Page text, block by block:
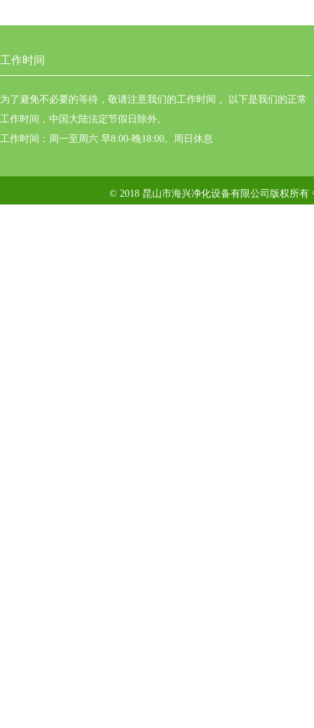
工作时间
为了避免不必要的等待，敬请注意我们的工作时间 。以下是我们的正常
工作时间，中国大陆法定节假日除外。
工作时间：周一至周六 早8:00-晚18:00。周日休息
© 2018 昆山市海兴净化设备有限公司版权所有